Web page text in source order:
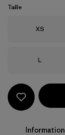
Taille
Taille
XS
Taille
L